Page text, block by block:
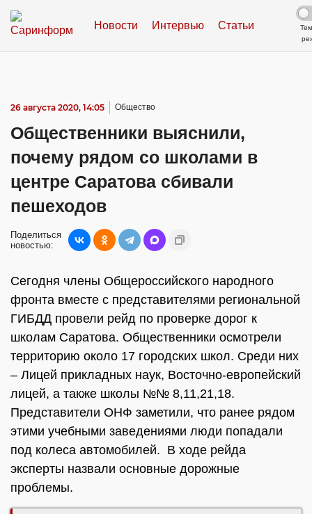
Новости Интервью Статьи
26 августа 2020, 14:05 Общество
Общественники выяснили,
почему рядом со школами в
центре Саратова сбивали
пешеходов
Поделиться
новостью:
Сегодня члены Общероссийского народного
фронта вместе с представителями региональной
ГИБДД провели рейд по проверке дорог к
школам Саратова. Общественники осмотрели
территорию около 17 городских школ. Среди них
– Лицей прикладных наук, Восточно-европейский
лицей, а также школы №№ 8,11,21,18.
Представители ОНФ заметили, что ранее рядом
этими учебными заведениями люди попадали
под колеса автомобилей. В ходе рейда
эксперты назвали основные дорожные
проблемы.